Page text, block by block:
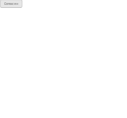
Согласен